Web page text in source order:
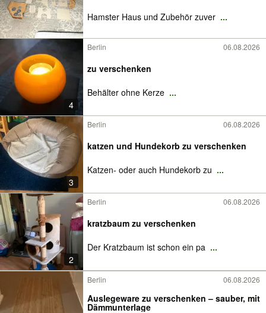
Hamster Haus und Zubehör zuver ...
4
Berlin 06.08.2026
zu verschenken
Behälter ohne Kerze ...
3
Berlin 06.08.2026
katzen und Hundekorb zu verschenken
Katzen- oder auch Hundekorb zu ...
2
Berlin 06.08.2026
kratzbaum zu verschenken
Der Kratzbaum ist schon ein pa ...
Berlin 06.08.2026
Auslegeware zu verschenken – sauber, mit
Dämmunterlage